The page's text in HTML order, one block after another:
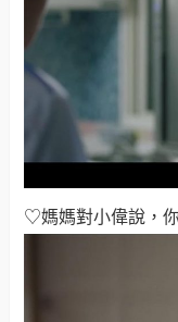
♡媽媽對小偉說，